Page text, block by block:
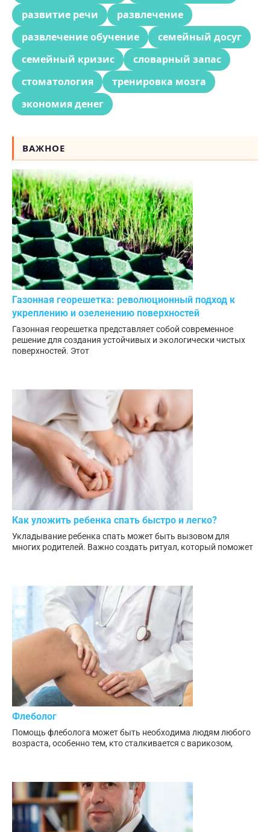
развитие речи
развлечение
развлечение обучение
семейный досуг
семейный кризис
словарный запас
стоматология
тренировка мозга
экономия денег
ВАЖНОЕ
Газонная георешетка: революционный подход к
укреплению и озеленению поверхностей
Газонная георешетка представляет собой современное
решение для создания устойчивых и экологически чистых
поверхностей. Этот
Как уложить ребенка спать быстро и легко?
Укладывание ребенка спать может быть вызовом для
многих родителей. Важно создать ритуал, который поможет
Флеболог
Помощь флеболога может быть необходима людям любого
возраста, особенно тем, кто сталкивается с варикозом,